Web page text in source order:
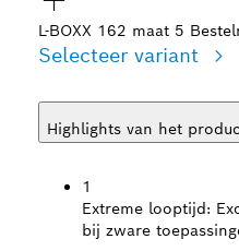
L-BOXX 162 maat 5
Selecteer variant
Highlights van het
1
Extreme looptijd:
bij zware